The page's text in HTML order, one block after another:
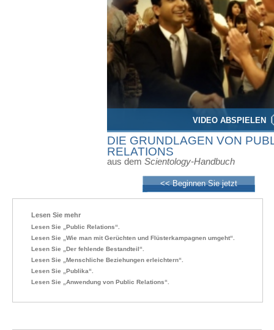
VIDEO ABSPIELEN
DIE GRUNDLAGEN VON
RELATIONS
aus dem Scientology-Handbuch
<< Beginnen Sie jetzt
Lesen Sie mehr
Lesen Sie „Public Relations“.
Lesen Sie „Wie man mit Gerüchten und Flüsterkampagnen umgeht“.
Lesen Sie „Der fehlende Bestandteil“.
Lesen Sie „Menschliche Beziehungen erleichtern“.
Lesen Sie „Publika“.
Lesen Sie „Anwendung von Public Relations“.